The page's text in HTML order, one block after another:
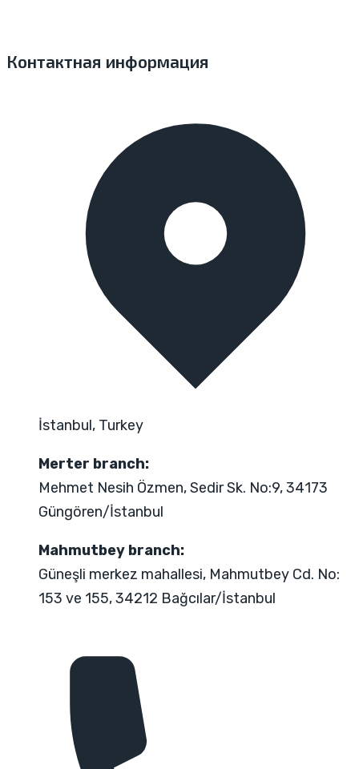
Контактная информация
İstanbul, Turkey
Merter branch:
Mehmet Nesih Özmen, Sedir Sk. No:9, 34173
Güngören/İstanbul
Mahmutbey branch:
Güneşli merkez mahallesi, Mahmutbey Cd. No:
153 ve 155, 34212 Bağcılar/İstanbul